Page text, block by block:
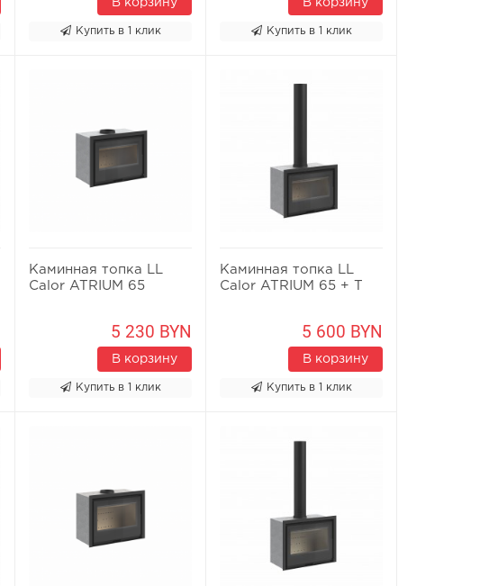
В корзину
Купить в 1 клик
В корзину
Купить в 1 клик
Каминная топка LL
Calor ATRIUM 65
5 230 BYN
В корзину
Купить в 1 клик
Каминная топка LL
Calor ATRIUM 65 + T
5 600 BYN
В корзину
Купить в 1 клик